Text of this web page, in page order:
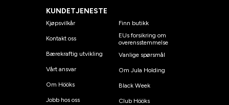
KUNDETJENESTE
Kjøpsvilkår
Kontakt oss
Bærekraftig utvikling
Vårt ansvar
Om Hööks
Jobb hos oss
Finn butikk
EUs forsikring om
overensstemmelse
Vanlige spørsmål
Om Jula Holding
Black Week
Club Hööks